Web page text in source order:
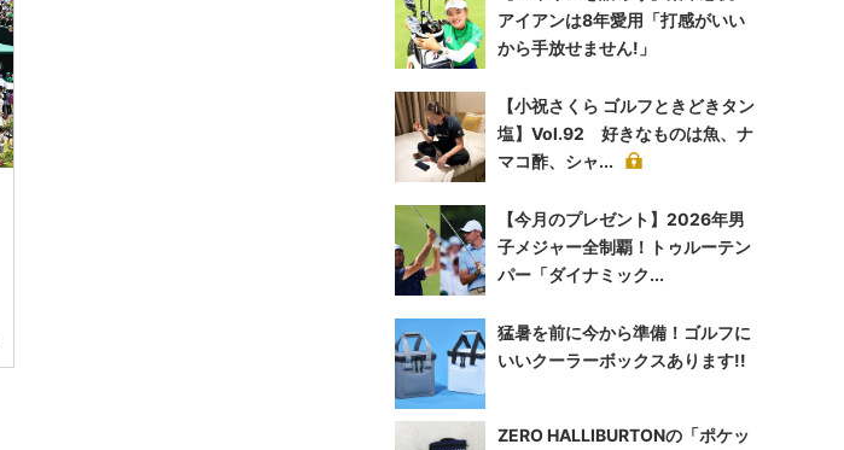
アイアンは8年愛用「打感がいい
から手放せません!」
【小祝さくら ゴルフときどきタン
塩】Vol.92 好きなものは魚、ナ
マコ酢、シャ...
【今月のプレゼント】2026年男
子メジャー全制覇！トゥルーテン
パー「ダイナミック...
猛暑を前に今から準備！ゴルフに
いいクーラーボックスあります!!
ZERO HALLIBURTONの「ポケッ